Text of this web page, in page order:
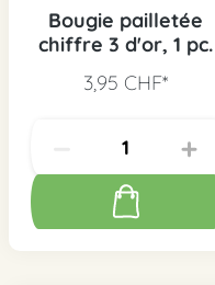
Bougie pailletée
chiffre 3 d'or, 1 pc.
3,95 CHF*